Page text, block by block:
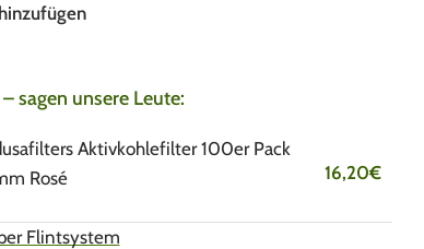
sagen unsere Leute:
Aktivkohlefilter 100er Pack
Rosé
16,20€
Flintsystem